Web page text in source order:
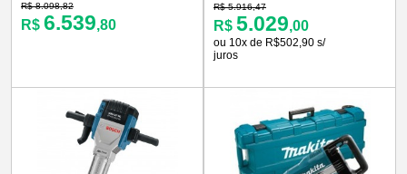
R$ 8.098,82
R$ 6.539,80
R$ 5.916,47
R$ 5.029,00
ou 10x de R$502,90 s/
juros